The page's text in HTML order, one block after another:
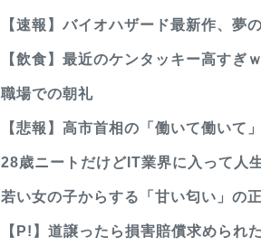
【速報】バイオハザード最新作、夢
【飲食】最近のケンタッキー高すぎ
職場での朝礼
【悲報】高市首相の「働いて働いて
28歳ニートだけどIT業界に入って人
若い女の子からする「甘い匂い」の
【P!】道譲ったら損害賠償求められ